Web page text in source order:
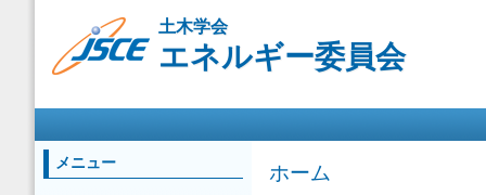
土木学会
エネルギー委員会
メニュー 現在地
ホーム